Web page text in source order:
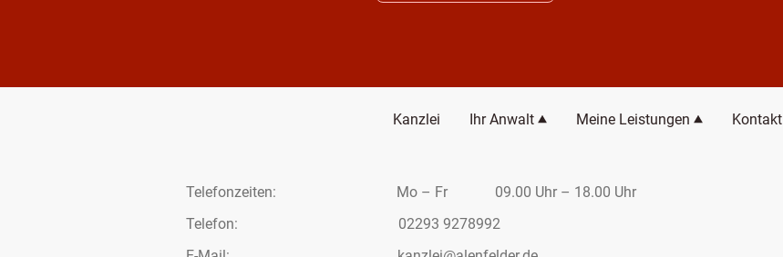
Kanzlei Ihr Anwalt Meine Leistungen Kontakt
Telefonzeiten: Mo – Fr 09.00 Uhr – 18.00 Uhr
Telefon: 02293 9278992